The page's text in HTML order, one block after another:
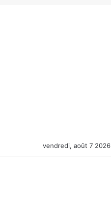
vendredi, août 7 2026